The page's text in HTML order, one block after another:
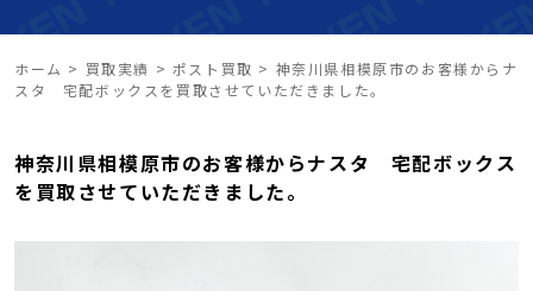
ホーム > 買取実績 > ポスト買取 > 神奈川県相模原市のお客様からナ
スタ 宅配ボックスを買取させていただきました。
神奈川県相模原市のお客様からナスタ 宅配ボックス
を買取させていただきました。